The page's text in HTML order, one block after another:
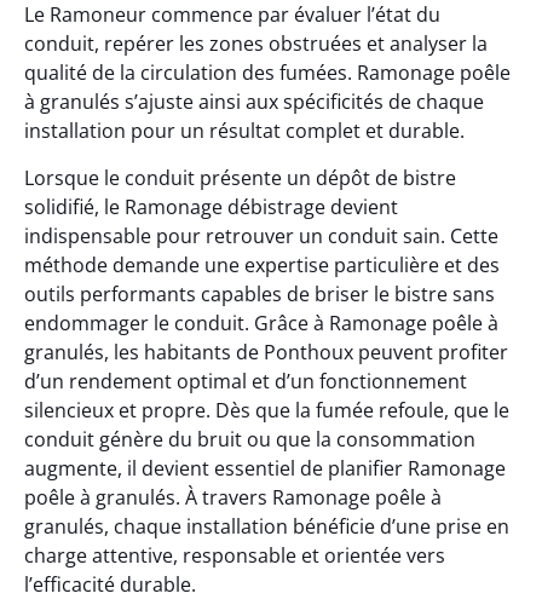
Le Ramoneur commence par évaluer l’état du
conduit, repérer les zones obstruées et analyser la
qualité de la circulation des fumées. Ramonage poêle
à granulés s’ajuste ainsi aux spécificités de chaque
installation pour un résultat complet et durable.
Lorsque le conduit présente un dépôt de bistre
solidifié, le Ramonage débistrage devient
indispensable pour retrouver un conduit sain. Cette
méthode demande une expertise particulière et des
outils performants capables de briser le bistre sans
endommager le conduit. Grâce à Ramonage poêle à
granulés, les habitants de Ponthoux peuvent profiter
d’un rendement optimal et d’un fonctionnement
silencieux et propre. Dès que la fumée refoule, que le
conduit génère du bruit ou que la consommation
augmente, il devient essentiel de planifier Ramonage
poêle à granulés. À travers Ramonage poêle à
granulés, chaque installation bénéficie d’une prise en
charge attentive, responsable et orientée vers
l’efficacité durable.